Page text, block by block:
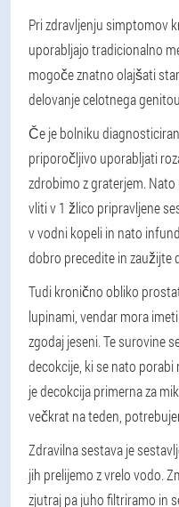
Pri zdravljenju simptomov
uporabljajo tradicionalno
mogoče znatno olajšati
delovanje celotnega
Če je bolniku
priporočljivo uporabljati
zdrobimo z graterjem.
vliti v 1 žlico pripravljene
v vodni kopeli in nato
dobro precedite in zaužijte
Tudi kronično obliko
lupinami, vendar mora
zgodaj jeseni. Te surovine
decokcije, ki se nato
je decokcija primerna za
večkrat na teden,
Zdravilna sestava je
jih prelijemo z vrelo vodo.
zjutraj pa juho filtriramo in